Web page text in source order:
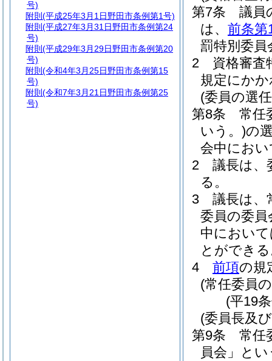
第7条
議員
は、 前条第
罰特別委
2
資格審査
規定にか
(委員の選
第8条
常任
いう。)の
会中にお
2
議長は、
る。
3
議長は、
委員の委
中におい
とができ
4
前項の規
(常任委員
(平19
(委員長及
第9条
常任
員会」と
号)
附則 (平成25年3月1日野田市条例第1号)
附則 (平成27年3月31日野田市条例第24
号)
附則 (平成29年3月29日野田市条例第20
号)
附則 (令和4年3月25日野田市条例第15
号)
附則 (令和7年3月21日野田市条例第25
号)